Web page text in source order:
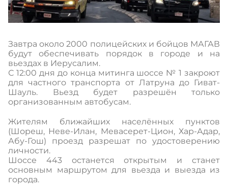
Завтра около 2000 полицейских и бойцов МАГАВ
будут обеспечивать порядок в городе и на
вьездах в Иерусалим.
С 12:00 дня до конца митинга шоссе № 1 закроют
для частного транспорта от Латруна до Гиват-
Шауль. Вьезд будет разрешён только
организованным автобусам.
Жителям ближайших населённых пунктов
(Шореш, Неве-Илан, Мевасерет-Цион, Хар-Адар,
Абу-Гош) проезд разрешат по удостоверению
личности.
Шоссе 443 останется открытым и станет
основным маршрутом для вьезда и выезда из
города.